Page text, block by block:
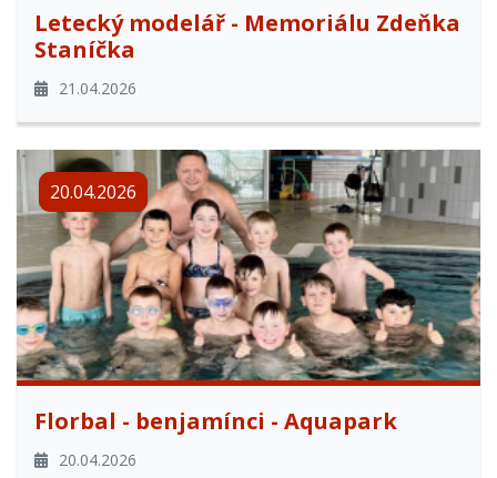
Letecký modelář - Memoriálu Zdeňka
Staníčka
21.04.2026
20.04.2026
Florbal - benjamínci - Aquapark
20.04.2026